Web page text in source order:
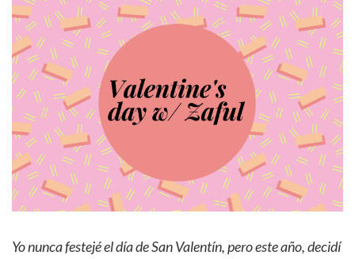
Yo nunca festejé el día de San Valentín, pero este año, decidí